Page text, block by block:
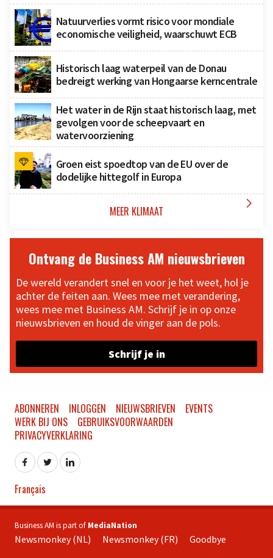
Natuurverlies vormt risico voor mondiale
economische veiligheid, waarschuwt ECB
Historisch laag waterpeil van de Donau
bedreigt werking van Hongaarse kerncentrale
Het water in de Rijn staat historisch laag, met
gevolgen voor de scheepvaart en
watervoorziening
Groen eist spoedtop van de EU over de
dodelijke hittegolf in Europa
MEER KLIMAAT 
Ontvang de Business AM nieuwsbrieven
De wereld verandert snel en voor je het weet, hol je
achter de feiten aan. Wees mee met verandering,
wees mee met Business AM. Schrijf je in op onze
nieuwsbrieven en houd de vinger aan de pols.
Schrijf je in
ABONNEREN INLOGGEN NIEUWSBRIEVEN
EVENTS
WERK BIJ ONS
GEBRUIKSVOORWAARDEN
PRIVACYVERKLARING
Français
Business AM is part of MediaNation
Newsmonkey (NL) Newsmonkey (FR) Goodbye